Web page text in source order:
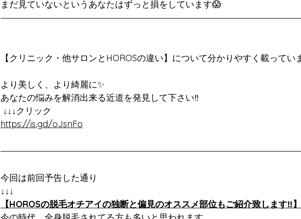
まだ見ていないというあなたはずっと損をしています😱
【クリニック・他サロンとHOROSの違い】について分かりやすく載ってい
より美しく、より綺麗に✨
あなたの悩みを解消出来る近道を発見して下さい‼️
↓↓↓クリック
https://is.gd/oJsnFo
今回は前回予告した通り
↓↓↓
【HOROSの脱毛オチアイの独断と偏見のオススメ部位もご紹介致します‼️】